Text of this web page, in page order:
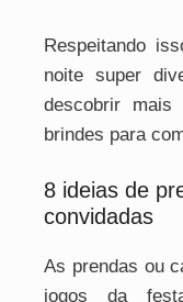
Respeitando
noite super
descobrir
brindes para
8 ideias de
convidadas
As prendas ou
jogos da